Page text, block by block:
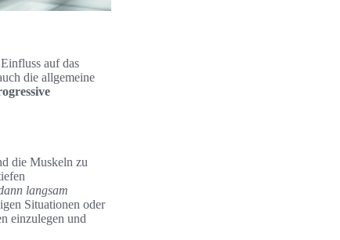
auf das
die allgemeine
die Muskeln zu
langsam
Situationen oder
einzulegen und